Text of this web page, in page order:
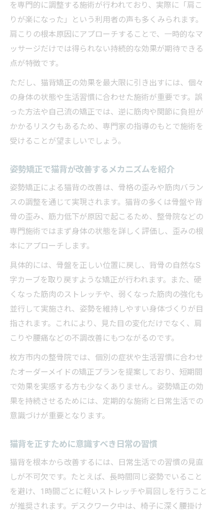
を専門的に調整する施術が行われており、実際に「肩こ
りが楽になった」という利用者の声も多くみられます。
肩こりの根本原因にアプローチすることで、一時的なマ
ッサージだけでは得られない持続的な効果が期待できる
点が特徴です。
ただし、猫背矯正の効果を最大限に引き出すには、個々
の身体の状態や生活習慣に合わせた施術が重要です。誤
った方法や自己流の矯正では、逆に筋肉や関節に負担が
かかるリスクもあるため、専門家の指導のもとで施術を
受けることが望ましいでしょう。
姿勢矯正で猫背が改善するメカニズムを紹介
姿勢矯正による猫背の改善は、骨格の歪みや筋肉バラン
スの調整を通じて実現されます。猫背の多くは骨盤や背
骨の歪み、筋力低下が原因で起こるため、整骨院などの
専門施術ではまず身体の状態を詳しく評価し、歪みの根
本にアプローチします。
具体的には、骨盤を正しい位置に戻し、背骨の自然なS
字カーブを取り戻すような矯正が行われます。また、硬
くなった筋肉のストレッチや、弱くなった筋肉の強化も
並行して実施され、姿勢を維持しやすい身体づくりが目
指されます。これにより、見た目の変化だけでなく、肩
こりや腰痛などの不調改善にもつながるのです。
枚方市内の整骨院では、個別の症状や生活習慣に合わせ
たオーダーメイドの矯正プランを提案しており、短期間
で効果を実感する方も少なくありません。姿勢矯正の効
果を持続させるためには、定期的な施術と日常生活での
意識づけが重要となります。
猫背を正すために意識すべき日常の習慣
猫背を根本から改善するには、日常生活での習慣の見直
しが不可欠です。たとえば、長時間同じ姿勢でいること
を避け、1時間ごとに軽いストレッチや肩回しを行うこと
が推奨されます。デスクワーク中は、椅子に深く腰掛け